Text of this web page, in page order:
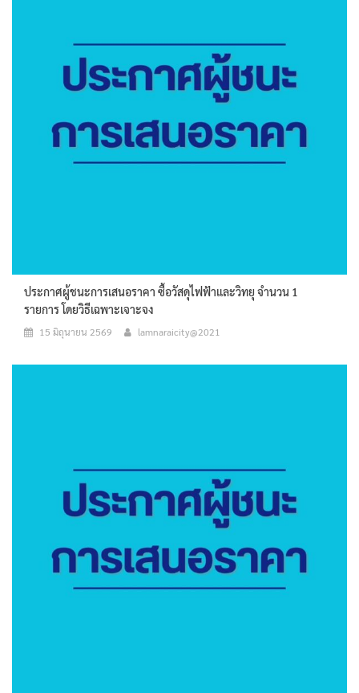
ประกาศผู้ชนะการเสนอราคา ซื้อวัสดุไฟฟ้าและวิทยุ จำนวน 1
รายการ โดยวิธีเฉพาะเจาะจง
15 มิถุนายน 2569 lamnaraicity@2021